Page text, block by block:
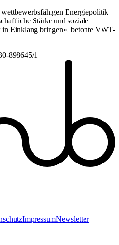
Energiepolitik
Stärke und soziale
in Einklang bringen», betonte VWT-
898645/1
ImpressumNewsletter